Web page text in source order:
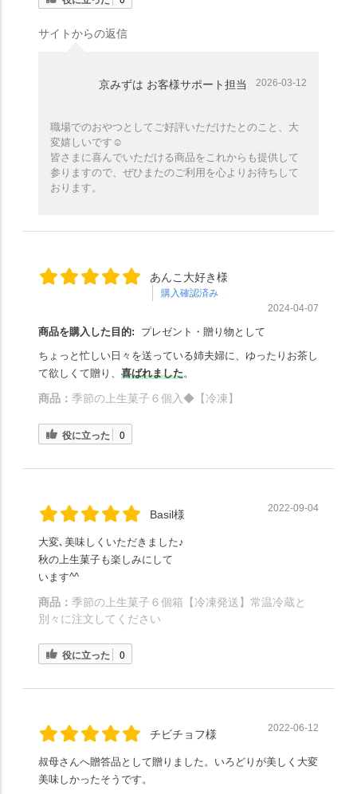
サイトからの返信
京みずは お客様サポート担当 2026-03-12
職場でのおやつとしてご好評いただけたとのこと、大
変嬉しいです☺️
皆さまに喜んでいただける商品をこれからも提供して
参りますので、ぜひまたのご利用を心よりお待ちして
おります。
あんこ大好き様
購入確認済み
2024-04-07
商品を購入した目的:
プレゼント・贈り物として
ちょっと忙しい日々を送っている姉夫婦に、ゆったりお茶し
て欲しくて贈り、 喜ばれました。
商品： 季節の上生菓子６個入◆【冷凍】
役に立った 0
Basil様 2022-09-04
大変､美味しくいただきました♪
秋の上生菓子も楽しみにして
います^^
商品： 季節の上生菓子６個箱【冷凍発送】常温冷蔵と
別々に注文してください
役に立った 0
チビチョフ様 2022-06-12
叔母さんへ贈答品として贈りました。いろどりが美しく大変
美味しかったそうです。